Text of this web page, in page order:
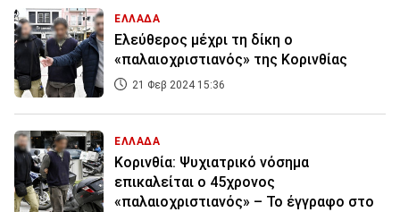
ΕΛΛΑΔΑ
Ελεύθερος μέχρι τη δίκη ο
«παλαιοχριστιανός» της Κορινθίας
21 Φεβ 2024 15:36
ΕΛΛΑΔΑ
Κορινθία: Ψυχιατρικό νόσημα
επικαλείται ο 45χρονος
«παλαιοχριστιανός» – Το έγγραφο στο